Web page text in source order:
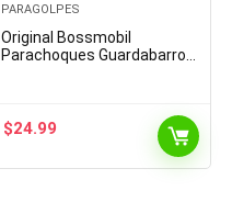
PARAGOLPES
Original Bossmobil
Parachoques Guardabarros
$24.99